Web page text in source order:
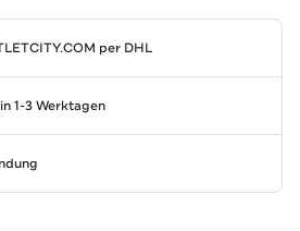
per DHL
1-3 Werktagen